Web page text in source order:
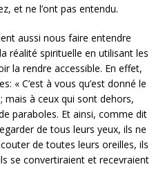
et ne l’ont pas entendu.
aussi nous faire entendre
réalité spirituelle en utilisant les
la rendre accessible. En effet,
« C’est à vous qu’est donné le
à ceux qui sont dehors,
paraboles. Et ainsi, comme dit
de tous leurs yeux, ils ne
de toutes leurs oreilles, ils
se convertiraient et recevraient